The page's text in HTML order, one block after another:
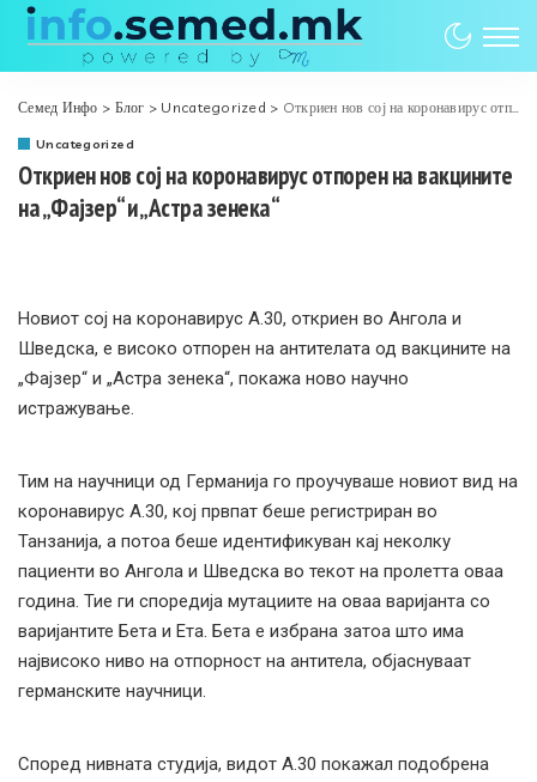
Семед Инфо > Блог > Uncategorized > Oткриен нов сој на коронавирус отпорен на вакцините на „Фајзер“ и „Астра зенека“
Uncategorized
Oткриен нов сој на коронавирус отпорен на вакцините
на „Фајзер“ и „Астра зенека“
Новиот сој на коронавирус А.30, откриен во Ангола и
Шведска, е високо отпорен на антителата од вакцините на
„Фајзер“ и „Астра зенека“, покажа ново научно
истражување.
Тим на научници од Германија го проучуваше новиот вид на
коронавирус А.30, кој првпат беше регистриран во
Танзанија, а потоа беше идентификуван кај неколку
пациенти во Ангола и Шведска во текот на пролетта оваа
година. Тие ги споредија мутациите на оваа варијанта со
варијантите Бета и Ета. Бета е избрана затоа што има
највисоко ниво на отпорност на антитела, објаснуваат
германските научници.
Според нивната студија, видот А.30 покажал подобрена